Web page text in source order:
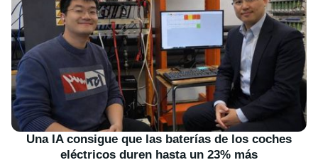
Una IA consigue que las baterías de los coches
eléctricos duren hasta un 23% más